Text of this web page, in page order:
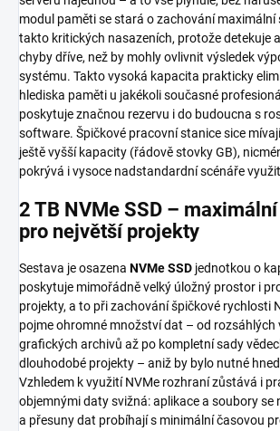
modul paměti se stará o zachování maximální
takto kritických nasazeních, protože detekuje
chyby dříve, než by mohly ovlivnit výsledek
systému. Takto vysoká kapacita prakticky
hlediska paměti u jakékoli současné
poskytuje značnou rezervu i do budoucna s
software. Špičkové pracovní stanice sice
ještě vyšší kapacity (řádově stovky GB),
pokrývá i vysoce nadstandardní scénáře
2 TB NVMe SSD –
pro největší projekty
Sestava je osazena NVMe SSD jednotkou o
poskytuje mimořádně velký úložný prostor i
projekty, a to při zachování špičkové rychlosti
pojme ohromné množství dat – od rozsáhlých
grafických archivů až po kompletní sady
dlouhodobé projekty – aniž by bylo nutné
Vzhledem k využití NVMe rozhraní zůstává i
objemnými daty svižná: aplikace a soubory se
a přesuny dat probíhají s minimální časovou